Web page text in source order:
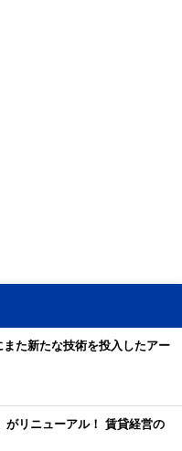
また新たな技術を投入したアー
がリニューアル！ 賃貸経営の